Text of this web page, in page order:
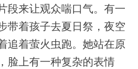
段来让观众喘口气。有一
带着孩子去夏日祭，夜空
追着萤火虫跑。她站在原
脸上有一种复杂的表情